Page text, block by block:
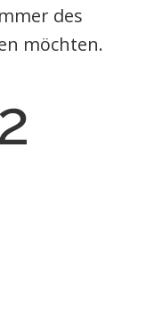
des
möchten.